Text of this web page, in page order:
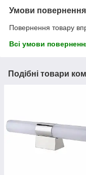
Умови повернення
Повернення товару
Всі умови
Подібні товари